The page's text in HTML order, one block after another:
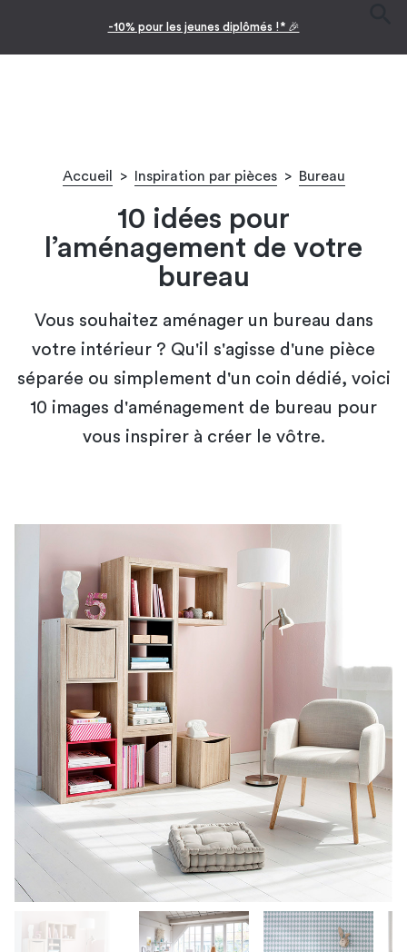
-10% pour les jeunes diplômés !* 🎉
Accueil > Inspiration par pièces > Bureau
10 idées pour
l’aménagement de votre
bureau
Vous souhaitez aménager un bureau dans
votre intérieur ? Qu'il s'agisse d'une pièce
séparée ou simplement d'un coin dédié, voici
10 images d'aménagement de bureau pour
vous inspirer à créer le vôtre.